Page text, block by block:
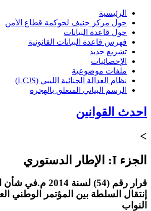
الرئيسية
حول مركز جنيف لحوكمة قطاع الأمن
حول قاعدة البيانات
فهرس قاعدة البيانات القانونية
تشريع جديد
الإحصائيات
ملفات موضوعية
نظام العدالة الجنائية الليبي (LCJS)
الرسم البياني المتعلق بالهجرة
احدث القوانين
>
الجزء I: الإطار الدستوري
قرار رقم (54) لسنة
إنتقال السلطة بين المؤتمر الوطني
النواب